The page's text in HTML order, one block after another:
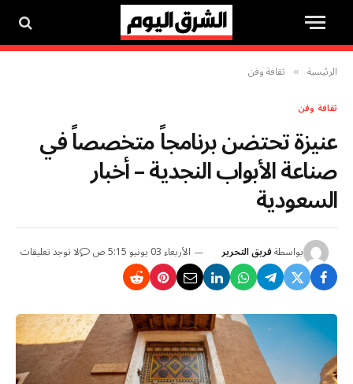
الرئيسية » ثقافة وفن
ثقافة وفن
عنيزة تحتضن برنامجاً متخصصاً في
صناعة الأبواب النجدية – أخبار
السعودية
بواسطةفريق التحرير الأربعاء 03 يونيو 5:15 ص لا توجد تعليقات